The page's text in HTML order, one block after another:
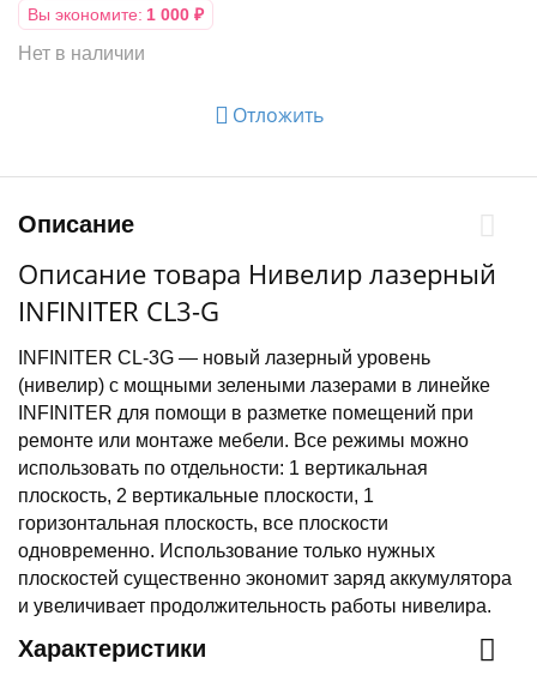
Вы экономите: 1 000 ₽
Нет в наличии
Отложить
Описание
Описание товара Нивелир лазерный
INFINITER CL3-G
INFINITER CL-3G — новый лазерный уровень
(нивелир) с мощными зелеными лазерами в линейке
INFINITER для помощи в разметке помещений при
ремонте или монтаже мебели. Все режимы можно
использовать по отдельности: 1 вертикальная
плоскость, 2 вертикальные плоскости, 1
горизонтальная плоскость, все плоскости
одновременно. Использование только нужных
плоскостей существенно экономит заряд аккумулятора
и увеличивает продолжительность работы нивелира.
Характеристики